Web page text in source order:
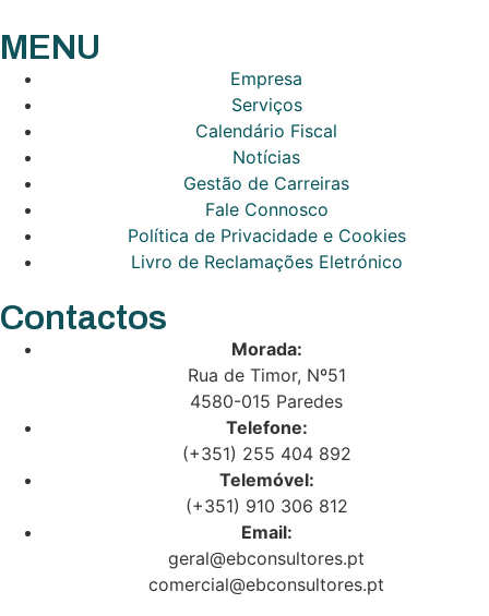
MENU
Empresa
Serviços
Calendário Fiscal
Notícias
Gestão de Carreiras
Fale Connosco
Política de Privacidade e Cookies
Livro de Reclamações Eletrónico
Contactos
Morada:
Rua de Timor, Nº51
4580-015 Paredes
Telefone:
(+351) 255 404 892
Telemóvel:
(+351) 910 306 812
Email:
geral@ebconsultores.pt
comercial@ebconsultores.pt